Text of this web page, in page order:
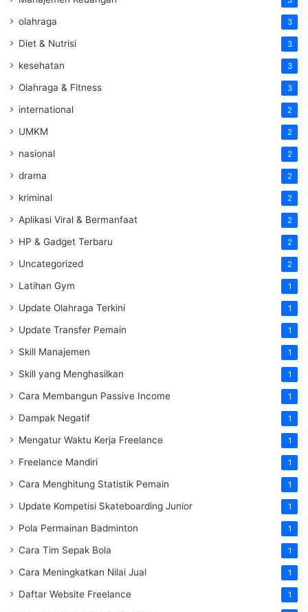
olahraga 3
Diet & Nutrisi 3
kesehatan 3
Olahraga & Fitness 3
international 2
UMKM 2
nasional 2
drama 2
kriminal 2
Aplikasi Viral & Bermanfaat 2
HP & Gadget Terbaru 2
Uncategorized 2
Latihan Gym 1
Update Olahraga Terkini 1
Update Transfer Pemain 1
Skill Manajemen 1
Skill yang Menghasilkan 1
Cara Membangun Passive Income 1
Dampak Negatif 1
Mengatur Waktu Kerja Freelance 1
Freelance Mandiri 1
Cara Menghitung Statistik Pemain 1
Update Kompetisi Skateboarding Junior 1
Pola Permainan Badminton 1
Cara Tim Sepak Bola 1
Cara Meningkatkan Nilai Jual 1
Daftar Website Freelance 1